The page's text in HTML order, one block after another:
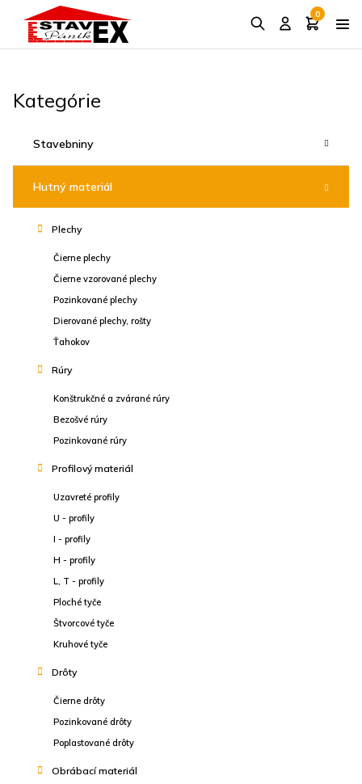
0
Kategórie
Stavebniny
Hutný materiál
Plechy
Čierne plechy
Čierne vzorované plechy
Pozinkované plechy
Dierované plechy, rošty
Ťahokov
Rúry
Konštrukčné a zvárané rúry
Bezošvé rúry
Pozinkované rúry
Profilový materiál
Uzavreté profily
U - profily
I - profily
H - profily
L, T - profily
Ploché tyče
Štvorcové tyče
Kruhové tyče
Drôty
Čierne drôty
Pozinkované drôty
Poplastované drôty
Obrábací materiál